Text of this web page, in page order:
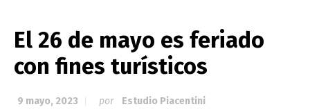
El 26 de mayo es feriado
con fines turísticos
9 mayo, 2023 por
Estudio Piacentini